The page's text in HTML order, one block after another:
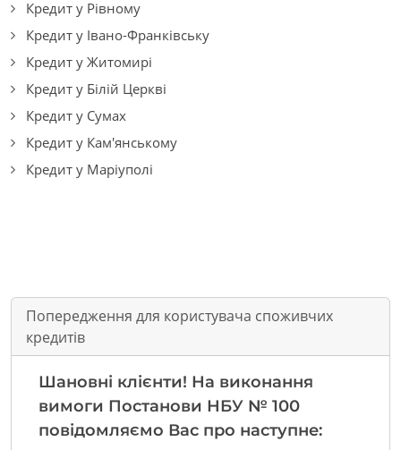
Кредит у Рівному
Кредит у Івано-Франківську
Кредит у Житомирі
Кредит у Білій Церкві
Кредит у Сумах
Кредит у Кам'янському
Кредит у Маріуполі
Попередження для користувача споживчих
кредитів
Шановні клієнти! На виконання
вимоги Постанови НБУ № 100
повідомляємо Вас про наступне: